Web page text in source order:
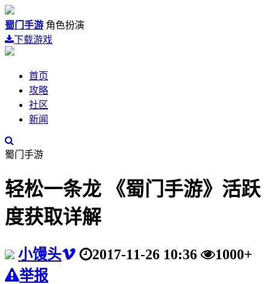
蜀门手游 角色扮演
下载游戏
首页
攻略
社区
新闻
蜀门手游
轻松一条龙 《蜀门手游》活跃
度获取详解
小馒头 2017-11-26 10:36
1000+
举报